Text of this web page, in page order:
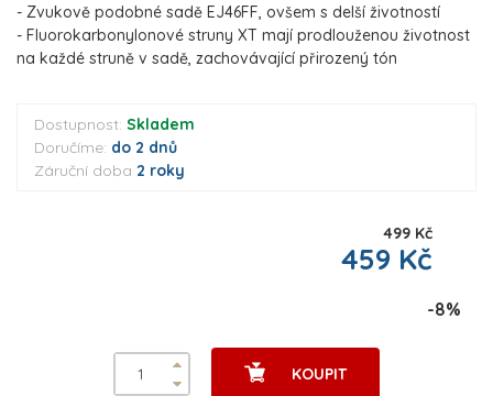
- Zvukově podobné sadě EJ46FF, ovšem s delší životností
- Fluorokarbonylonové struny XT mají prodlouženou životnost
na každé struně v sadě, zachovávající přirozený tón
Dostupnost: Skladem
Doručíme: do 2 dnů
Záruční doba 2 roky
499 Kč
459 Kč
-8%
KOUPIT